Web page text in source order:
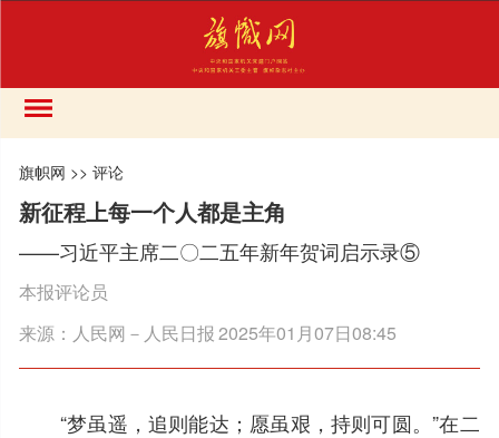
旗帜网 >>评论
新征程上每一个人都是主角
——习近平主席二〇二五年新年贺词启示录⑤
本报评论员
来源： 人民网－人民日报2025年01月07日08:45
“梦虽遥，追则能达；愿虽艰，持则可圆。”在二